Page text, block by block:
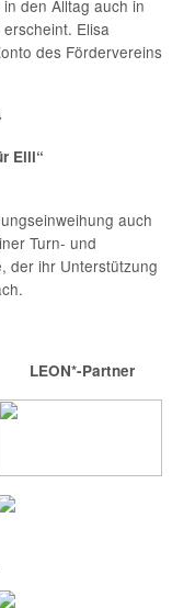
den Alltag auch in
Elisa
des Fördervereins
Elli“
auch
Turn- und
der ihr Unterstützung
LEON*-Partner